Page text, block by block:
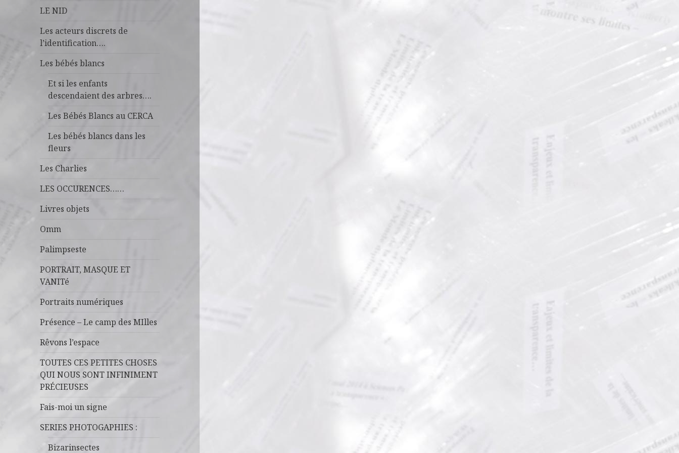
LE NID
Les acteurs discrets de
l’identification….
Les bébés blancs
Et si les enfants
descendaient des arbres….
Les Bébés Blancs au CERCA
Les bébés blancs dans les
fleurs
Les Charlies
LES OCCURENCES……
Livres objets
Omm
Palimpseste
PORTRAIT, MASQUE ET
VANITé
Portraits numériques
Présence – Le camp des MIlles
Rêvons l’espace
TOUTES CES PETITES CHOSES
QUI NOUS SONT INFINIMENT
PRÉCIEUSES
Fais-moi un signe
SERIES PHOTOGAPHIES :
Bizarinsectes